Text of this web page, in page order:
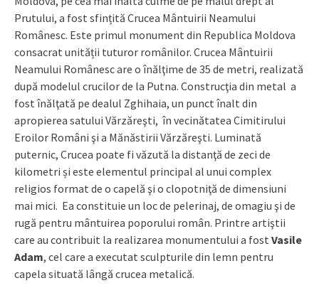
Prutului, a fost sfințită Crucea Mântuirii Neamului
Românesc. Este primul monument din Republica Moldova
consacrat unității tuturor românilor. Crucea Mântuirii
Neamului Românesc are o înălţime de 35 de metri, realizată
după modelul crucilor de la Putna. Construcţia din metal a
fost înălţată pe dealul Zghihaia, un punct înalt din
apropierea satului Vărzăreşti, în vecinătatea Cimitirului
Eroilor Români şi a Mănăstirii Vărzăreşti. Luminată
puternic, Crucea poate fi văzută la distanţă de zeci de
kilometri și este elementul principal al unui complex
religios format de o capelă şi o clopotniţă de dimensiuni
mai mici. Ea constituie un loc de pelerinaj, de omagiu şi de
rugă pentru mântuirea poporului român. Printre artiştii
care au contribuit la realizarea monumentului a fost Vasile
Adam, cel care a executat sculpturile din lemn pentru
capela situată lângă crucea metalică.